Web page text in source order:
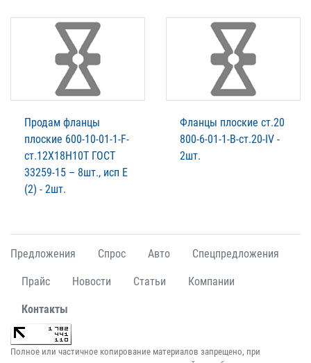
Продам фланцы
плоские 600-10-01-1-F-
ст.12Х18Н10Т ГОСТ
33259-15 – 8шт., исп Е
(2) - 2шт.
Фланцы плоские ст.20
800-6-01-1-В-ст.20-IV -
2шт.
Предложения Спрос Авто Спецпредложения
Прайс Новости Статьи Компании
Контакты
Полное или частичное копирование материалов запрещено, при